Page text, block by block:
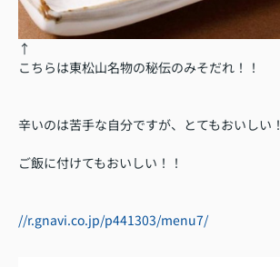
↑
こちらは東松山名物の秘伝のみそだれ！！
辛いのは苦手な自分ですが、とてもおいしい！
ご飯に付けてもおいしい！！
//r.gnavi.co.jp/p441303/menu7/